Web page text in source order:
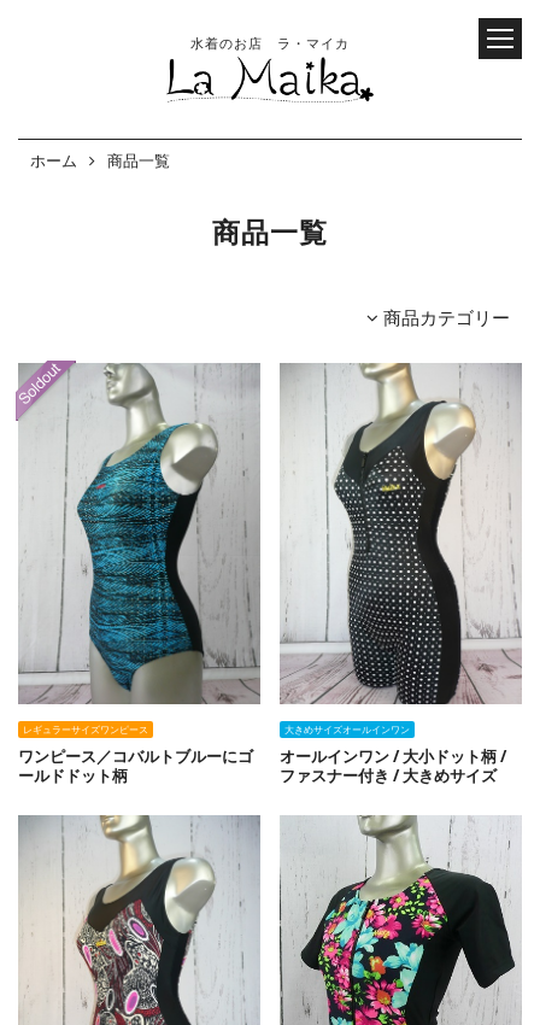
水着のお店 ラ・マイカ
ホーム 商品一覧
商品一覧
商品カテゴリー
レギュラーサイズワンピース
ワンピース／コバルトブルーにゴ
ールドドット柄
大きめサイズオールインワン
オールインワン / 大小ドット柄 /
ファスナー付き / 大きめサイズ